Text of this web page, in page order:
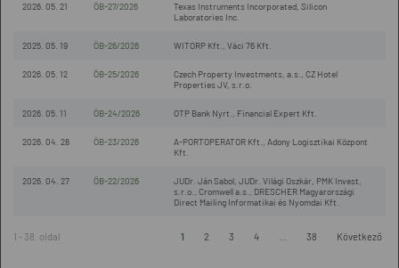
2026. 05. 21 ÖB-27/2026
Texas Instruments Incorporated, Silicon
Laboratories Inc.
2025. 05. 19 ÖB-26/2026 WITORP Kft., Váci 76 Kft.
2026. 05. 12 ÖB-25/2026
Czech Property Investments, a.s., CZ Hotel
Properties JV, s.r.o.
2026. 05. 11 ÖB-24/2026 OTP Bank Nyrt., Financial Expert Kft.
2026. 04. 28 ÖB-23/2026
A-PORTOPERATOR Kft., Adony Logisztikai Központ
Kft.
2026. 04. 27 ÖB-22/2026
JUDr. Ján Sabol, JUDr. Világi Oszkár, PMK Invest,
s.r.o., Cromwell a.s., DRESCHER Magyarországi
Direct Mailing Informatikai és Nyomdai Kft.
1 - 38. oldal 1 2 3 4 38 Következő